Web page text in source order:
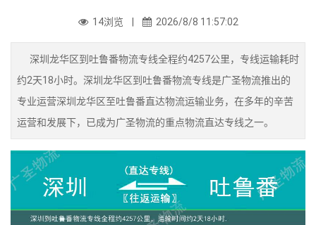
14浏览 | 2026/8/8 11:57:02
深圳龙华区到吐鲁番物流专线全程约4257公里，专线运输耗时
约2天18小时。深圳龙华区到吐鲁番物流专线是广圣物流推出的
专业运营深圳龙华区至吐鲁番直达物流运输业务，在多年的辛苦
运营和发展下，已成为广圣物流的重点物流直达专线之一。